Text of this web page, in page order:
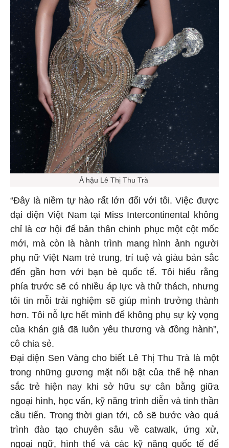
Á hậu Lê Thị Thu Trà
“Đây là niềm tự hào rất lớn đối với tôi. Việc được
đại diện Việt Nam tại Miss Intercontinental không
chỉ là cơ hội để bản thân chinh phục một cột mốc
mới, mà còn là hành trình mang hình ảnh người
phụ nữ Việt Nam trẻ trung, trí tuệ và giàu bản sắc
đến gần hơn với bạn bè quốc tế. Tôi hiểu rằng
phía trước sẽ có nhiều áp lực và thử thách, nhưng
tôi tin mỗi trải nghiệm sẽ giúp mình trưởng thành
hơn. Tôi nỗ lực hết mình để không phụ sự kỳ vọng
của khán giả đã luôn yêu thương và đồng hành”,
cô chia sẻ.
Đại diện Sen Vàng cho biết Lê Thị Thu Trà là một
trong những gương mặt nổi bật của thế hệ nhan
sắc trẻ hiện nay khi sở hữu sự cân bằng giữa
ngoại hình, học vấn, kỹ năng trình diễn và tinh thần
cầu tiến. Trong thời gian tới, cô sẽ bước vào quá
trình đào tạo chuyên sâu về catwalk, ứng xử,
ngoại ngữ, hình thể và các kỹ năng quốc tế để